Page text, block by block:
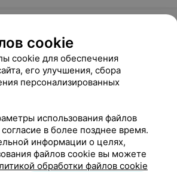
cookie
cookie для обеспечения
его улучшения, сбора
персонализированных
использования файлов
в более позднее время.
информации о целях,
файлов cookie вы можете
обработки файлов cookie